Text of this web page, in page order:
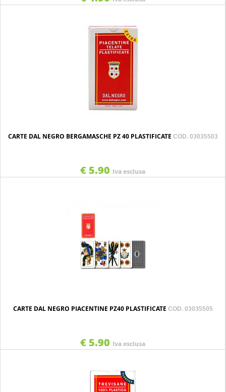
CARTE DAL NEGRO BERGAMASCHE PZ 40 PLASTIFICATE COD. 03035503
€ 5.90 Iva esclusa
CARTE DAL NEGRO PIACENTINE PZ40 PLASTIFICATE COD. 03035505
€ 5.90 Iva esclusa